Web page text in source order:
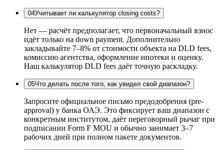
04Учитывает ли калькулятор closing costs?
Нет — расчёт предполагает, что первоначальный взнос
идёт только на down payment. Дополнительно
закладывайте 7–8% от стоимости объекта на DLD fees,
комиссию агентства, оформление ипотеки и оценку.
Наш калькулятор DLD fees даёт точную раскладку.
05Что делать после того, как увидел свой диапазон?
Запросите официальное письмо предодобрения (pre-
approval) у банка ОАЭ. Это фиксирует ваш диапазон с
конкретным институтом, даёт переговорный рычаг при
подписании Form F MOU и обычно занимает 3–7
рабочих дней при полном пакете документов.